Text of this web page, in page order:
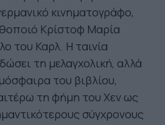
κινηματογράφο,
Κρίστοφ Μαρία
του Καρλ. Η ταινία
τη μελαγχολική, αλλά
του βιβλίου,
τη φήμη του Χεν ως
σύγχρονους